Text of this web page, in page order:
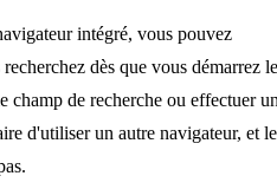
intégré, vous pouvez
dès que vous démarrez le
de recherche ou effectuer
d'utiliser un autre navigateur, et le